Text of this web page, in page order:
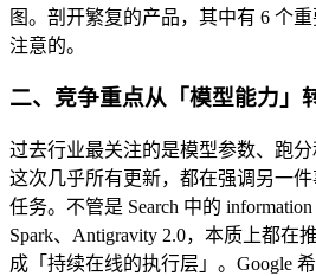
图。剖开繁复的产品，其中有 6 个
注意的。
二、竞争重点从「模型能力」
过去行业最关注的是模型参数、跑
这次几乎所有更新，都在强调另一
任务。不管是 Search 中的 information
Spark、Antigravity 2.0，本质上都在
成「持续在线的执行层」。Google